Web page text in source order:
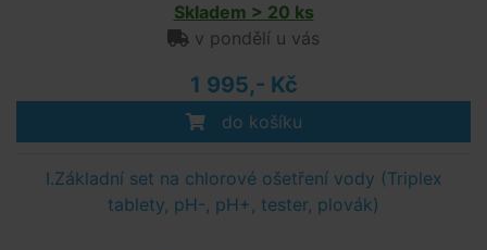
Skladem > 20 ks
v pondělí u vás
1 995,- Kč
do košíku
I.Základní set na chlorové ošetření vody (Triplex
tablety, pH-, pH+, tester, plovák)